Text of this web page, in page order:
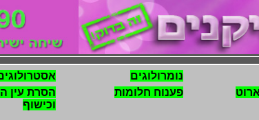
נומרולוגים
פענוח חלומות
הסרת עין
וכישוף